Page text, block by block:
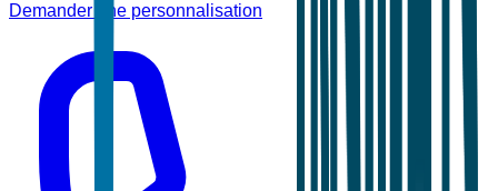
Demander une personnalisation